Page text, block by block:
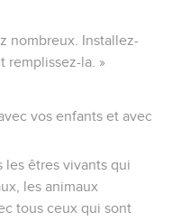
nombreux. Installez-
remplissez-la. »
vos enfants et avec
les êtres vivants qui
les animaux
tous ceux qui sont